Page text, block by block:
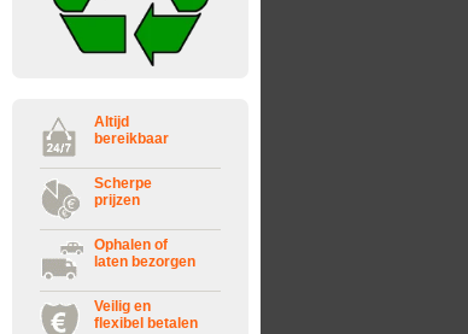
Altijd
bereikbaar
Scherpe
prijzen
Ophalen of
laten bezorgen
Veilig en
flexibel betalen